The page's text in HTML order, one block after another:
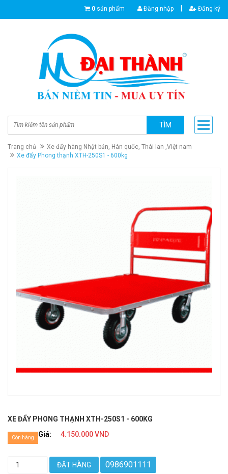
0 sản phẩm Đăng nhập Đăng ký
TÌM
Trang chủ
Xe đẩy hàng Nhật bản, Hàn quốc, Thái lan ,Việt nam
Xe đẩy Phong thạnh XTH-250S1 - 600kg
XE ĐẨY PHONG THẠNH XTH-250S1 - 600KG
Giá:
4.150.000 VND
Còn hàng
ĐẶT HÀNG 0986901111